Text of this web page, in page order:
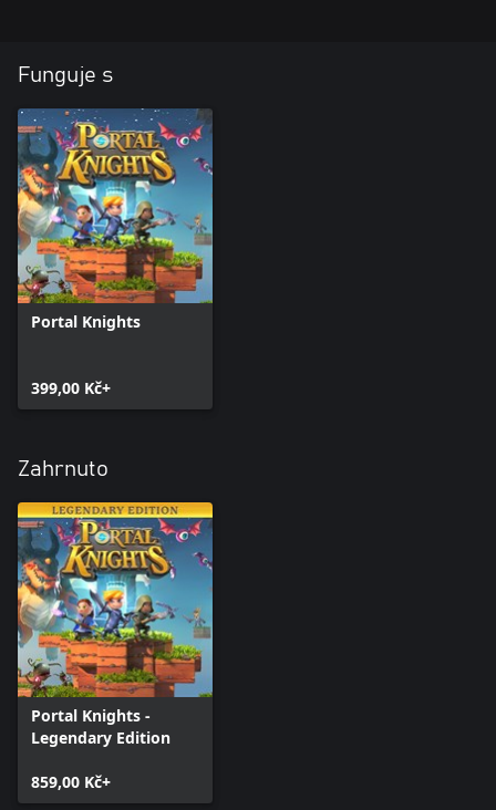
Funguje s
Portal Knights
399,00 Kč+
Zahrnuto
Portal Knights -
Legendary Edition
859,00 Kč+